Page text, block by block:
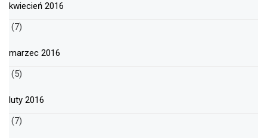
kwiecień 2016
(7)
marzec 2016
(5)
luty 2016
(7)